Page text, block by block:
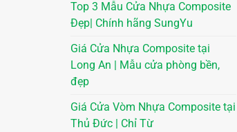
Top 3 Mẫu Cửa Nhựa Composite
Đẹp| Chính hãng SungYu
Giá Cửa Nhựa Composite tại
Long An | Mẫu cửa phòng bền,
đẹp
Giá Cửa Vòm Nhựa Composite tại
Thủ Đức | Chỉ Từ